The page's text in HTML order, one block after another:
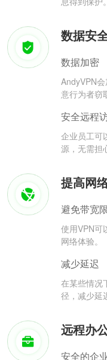
数据安
数据加密
AndyVPN
意行为者窃
安全远程
企业员工可
源，无需担
提高网
避免带宽
使用VPN可
网络体验。
减少延迟
在某些情况
径，减少延
远程办
安全的企